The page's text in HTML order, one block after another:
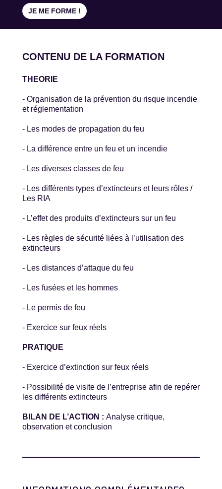
JE ME FORME !
CONTENU DE LA FORMATION
THEORIE
- Organisation de la prévention du risque incendie
et réglementation
- Les modes de propagation du feu
- La différence entre un feu et un incendie
- Les diverses classes de feu
- Les différents types d’extincteurs et leurs rôles /
Les RIA
- L’effet des produits d’extincteurs sur un feu
- Les règles de sécurité liées à l’utilisation des
extincteurs
- Les distances d’attaque du feu
- Les fusées et les hommes
- Le permis de feu
- Exercice sur feux réels
PRATIQUE
- Exercice d’extinction sur feux réels
- Possibilité de visite de l’entreprise afin de repérer
les différents extincteurs
BILAN DE L’ACTION : Analyse critique,
observation et conclusion